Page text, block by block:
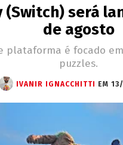
(Switch) será
de agosto
plataforma é focado
puzzles.
IVANIR IGNACCHITTI EM